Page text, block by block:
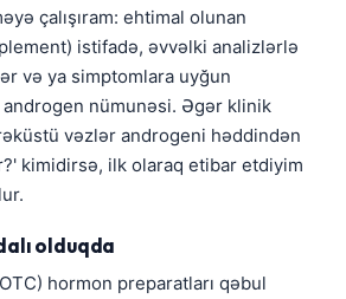
çalışıram: ehtimal olunan
istifadə, əvvəlki analizlərlə
və ya simptomlara uyğun
nümunəsi. Əgər klinik
vəzlər androgeni həddindən
kimidirsə, ilk olaraq etibar etdiyim
olduqda
hormon preparatları qəbul